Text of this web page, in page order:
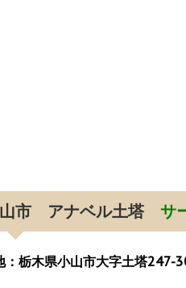
市 アナベル土塔 サ
：栃木県小山市大字土塔247-